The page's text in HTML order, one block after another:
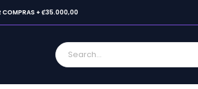
COMPRAS + ₡35.000,00